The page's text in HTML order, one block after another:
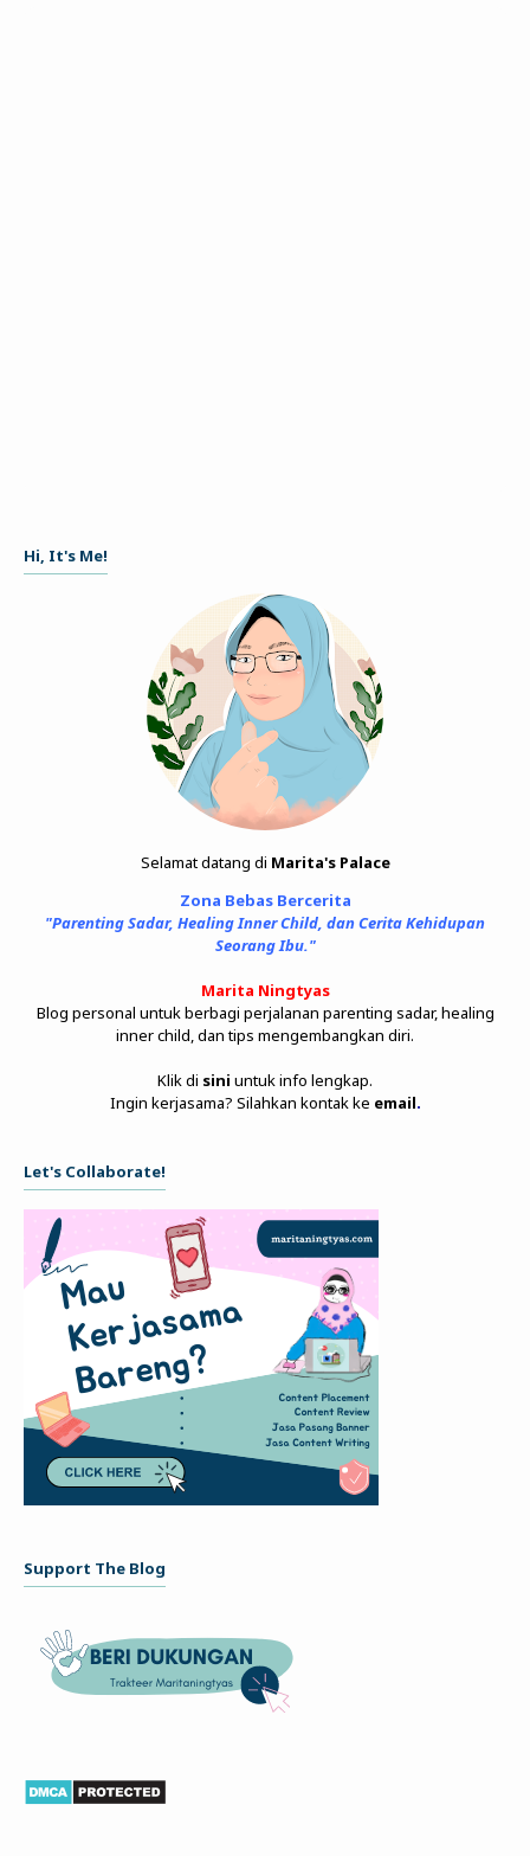
Hi, It's Me!
Selamat datang di Marita's Palace
Zona Bebas Bercerita
"Parenting Sadar, Healing Inner Child, dan Cerita Kehidupan
Seorang Ibu."
Marita Ningtyas
Blog personal untuk berbagi perjalanan parenting sadar, healing
inner child, dan tips mengembangkan diri.
Klik di sini untuk info lengkap.
Ingin kerjasama? Silahkan kontak ke email.
Let's Collaborate!
Support The Blog